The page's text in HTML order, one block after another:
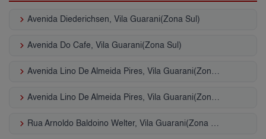
keyboard_arrow_right Avenida Diederichsen, Vila Guarani(Zona Sul)
keyboard_arrow_right Avenida Do Cafe, Vila Guarani(Zona Sul)
keyboard_arrow_right Avenida Lino De Almeida Pires, Vila Guarani(Zona Sul)
keyboard_arrow_right Avenida Lino De Almeida Pires, Vila Guarani(Zona Sul)
keyboard_arrow_right Rua Arnoldo Baldoino Welter, Vila Guarani(Zona Sul)